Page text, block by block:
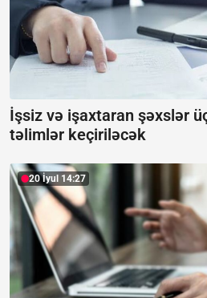
İşsiz və işaxtaran şəxslər
təlimlər keçiriləcək
20 İyul 14:27